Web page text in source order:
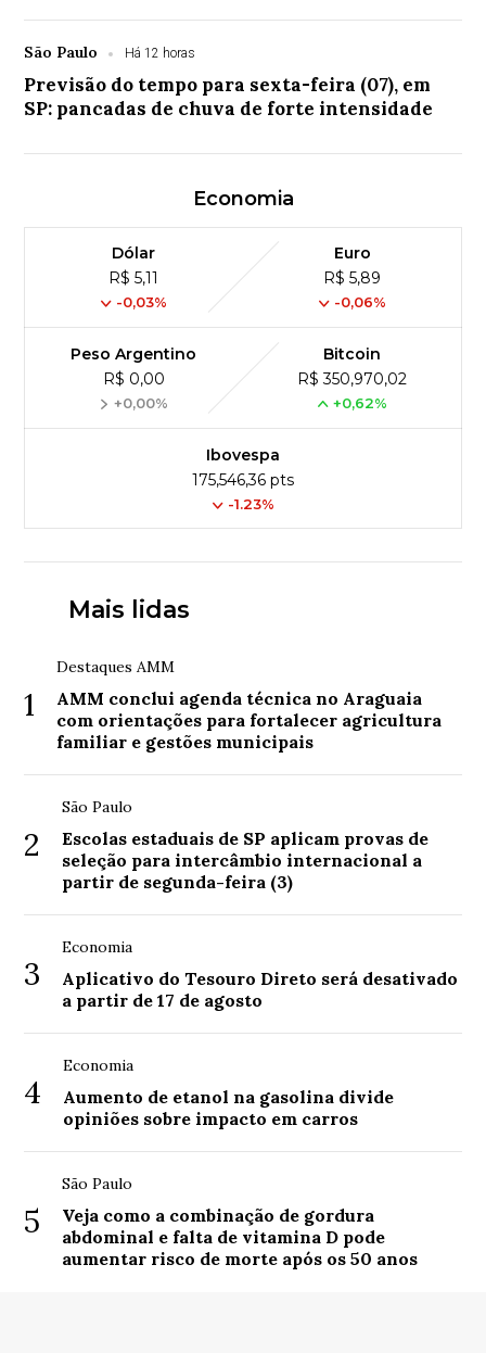
São Paulo Há 12 horas
Previsão do tempo para sexta-feira (07), em
SP: pancadas de chuva de forte intensidade
Economia
Dólar
R$ 5,11
-0,03%
Euro
R$ 5,89
-0,06%
Peso Argentino
R$ 0,00
+0,00%
Bitcoin
R$ 350,970,02
+0,62%
Ibovespa
175,546,36 pts
-1.23%
Mais lidas
1
Destaques AMM
AMM conclui agenda técnica no Araguaia
com orientações para fortalecer agricultura
familiar e gestões municipais
2
São Paulo
Escolas estaduais de SP aplicam provas de
seleção para intercâmbio internacional a
partir de segunda-feira (3)
3
Economia
Aplicativo do Tesouro Direto será desativado
a partir de 17 de agosto
4
Economia
Aumento de etanol na gasolina divide
opiniões sobre impacto em carros
5
São Paulo
Veja como a combinação de gordura
abdominal e falta de vitamina D pode
aumentar risco de morte após os 50 anos